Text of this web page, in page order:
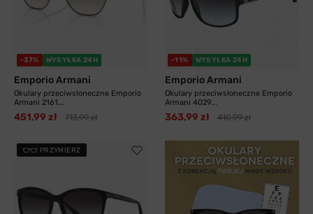
-37% WYSYŁKA 24H
Emporio Armani
Okulary przeciwsłoneczne Emporio
Armani 2161...
451,99 zł 713,99 zł
-11% WYSYŁKA 24H
Emporio Armani
Okulary przeciwsłoneczne Emporio
Armani 4029...
363,99 zł 410,99 zł
PRZYMIERZ